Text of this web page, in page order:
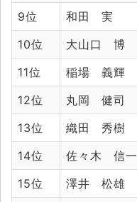
9位
和田 実
10位
大山口 博
11位
稲場 義輝
12位
丸岡 健司
13位
織田 秀樹
14位
佐々木 信一
15位
澤井 松雄